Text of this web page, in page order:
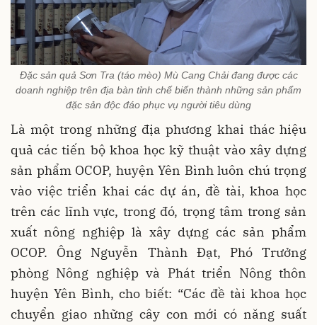
Đặc sản quả Sơn Tra (táo mèo) Mù Cang Chải đang được các
doanh nghiệp trên địa bàn tỉnh chế biến thành những sản phẩm
đặc sản độc đáo phục vụ người tiêu dùng
Là một trong những địa phương khai thác hiệu
quả các tiến bộ khoa học kỹ thuật vào xây dựng
sản phẩm OCOP, huyện Yên Bình luôn chú trọng
vào việc triển khai các dự án, đề tài, khoa học
trên các lĩnh vực, trong đó, trọng tâm trong sản
xuất nông nghiệp là xây dựng các sản phẩm
OCOP. Ông Nguyễn Thành Đạt, Phó Trưởng
phòng Nông nghiệp và Phát triển Nông thôn
huyện Yên Bình, cho biết: “Các đề tài khoa học
chuyển giao những cây con mới có năng suất